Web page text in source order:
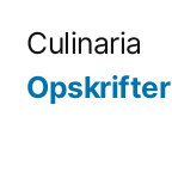
content
Culinaria
Opskrifter